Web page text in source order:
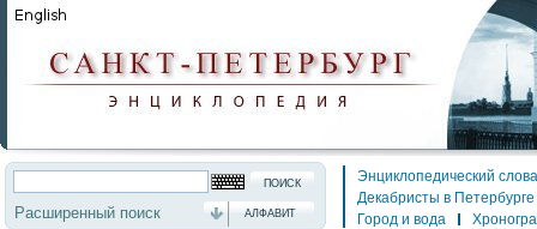
Расширенный поиск АЛФАВИТ
Энциклопедический
Декабристы в Петербурге
Город и вода